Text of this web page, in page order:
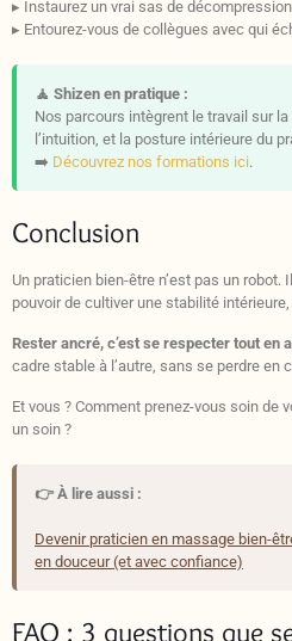
▸ Instaurez un vrai sas de
▸ Entourez-vous de collègues avec qui
🧘 Shizen en pratique :
Nos parcours intègrent le travail sur
l’intuition, et la posture intérieure du
➡️ Découvrez nos formations ici.
Conclusion
Un praticien bien-être n’est pas un
pouvoir de cultiver une stabilité
Rester ancré, c’est se respecter tout en
cadre stable à l’autre, sans se perdre en
Et vous ? Comment prenez-vous soin de
un soin ?
👉 À lire aussi :
Devenir praticien en massage bien-
en douceur (et avec confiance)
FAQ : 3 questions que